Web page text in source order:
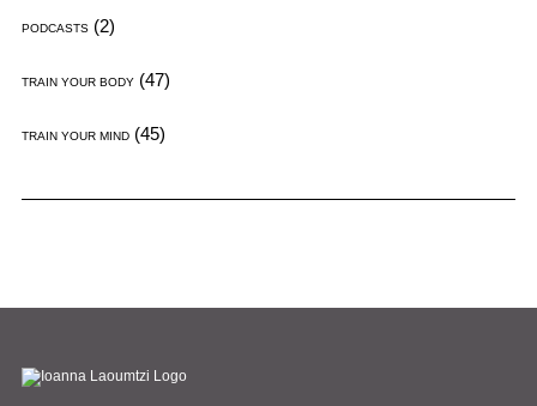
PODCASTS(2)
TRAIN YOUR BODY(47)
TRAIN YOUR MIND(45)